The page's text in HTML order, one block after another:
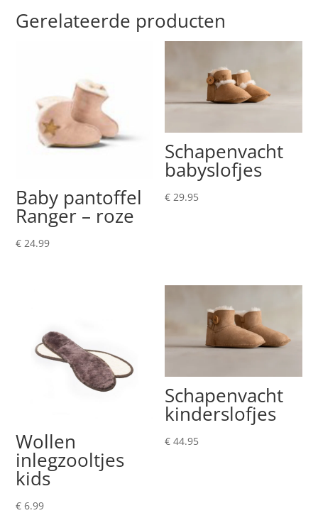
Gerelateerde producten
Baby pantoffel
Ranger – roze
€ 24.99
Schapenvacht
babyslofjes
€ 29.95
Wollen
inlegzooltjes
kids
€ 6.99
Schapenvacht
kinderslofjes
€ 44.95